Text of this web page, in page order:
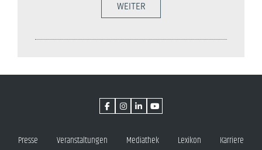
WEITER
Presse Veranstaltungen Mediathek Lexikon Karriere